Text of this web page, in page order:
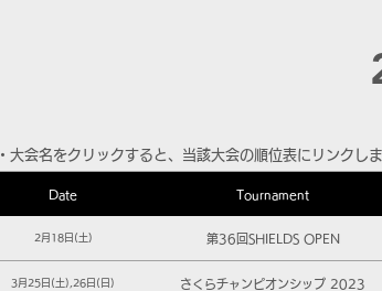
・大会名をクリックすると、当該大会の順位表にリンクしま
Date Tournament
2月18日(土) 第36回SHIELDS OPEN
3月25日(土),26日(日) さくらチャンピオンシップ 2023